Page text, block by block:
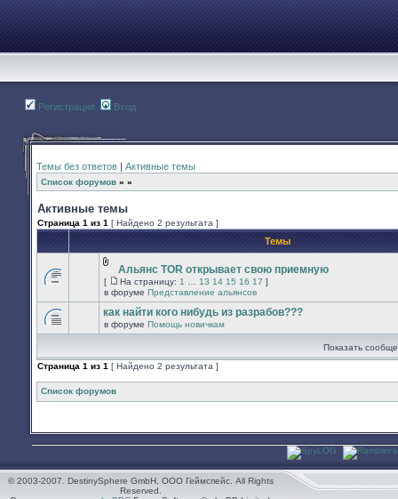
Регистрация Вход
Темы без ответов | Активные темы
Список форумов » »
Активные темы
Страница 1 из 1 [ Найдено 2 результата ]
Темы
Вложения
Альянс TOR открывает свою приемную
[
На
страницу
На страницу: 1 13 14 15 16 17 ]
в форуме Представление альянсов
нет
новых
сообщений.
как найти кого нибудь из разрабов???
в форуме Помощь новичкам
Показать
Страница 1 из 1 [ Найдено 2 результата ]
Список форумов
© 2003-2007. DestinySphere GmbH, ООО Геймспейс. All Rights
Reserved.